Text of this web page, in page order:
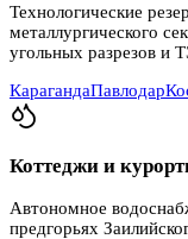
Технологические
металлургического
угольных разрезов и
КарагандаПавлодар
Коттеджи и
Автономное
предгорьях